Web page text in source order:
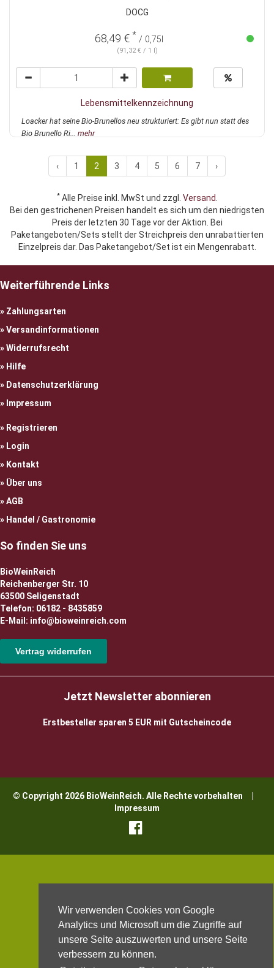
Wir verwenden Cookies von Google
Analytics und Microsoft um die Zugriffe auf
unsere Seite auszuwerten und unsere Seite
verbessern zu können.
DOCG
68,49 € * / 0,75l
(91,32 € / 1 l)
Lebensmittelkennzeichnung
Loacker hat seine Bio-Brunellos neu strukturiert: Es gibt nun statt des
Bio Brunello Ri... mehr
‹ 1 2 3 4 5 6 7 ›
*Alle Preise inkl. MwSt und zzgl. Versand.
Bei den gestrichenen Preisen handelt es sich um den niedrigsten
Preis der letzten 30 Tage vor der Aktion. Bei
Paketangeboten/Sets stellt der Streichpreis den unrabattierten
Einzelpreis dar. Das Paketangebot/Set ist ein Mengenrabatt.
Weiterführende Links
Zahlungsarten
Versandinformationen
Widerrufsrecht
Hilfe
Datenschutzerklärung
Impressum
Registrieren
Login
Kontakt
Über uns
AGB
Handel / Gastronomie
So finden Sie uns
BioWeinReich
Reichenberger Str. 10
63500 Seligenstadt
Telefon: 06182 - 8435859
E-Mail: info@bioweinreich.com
Vertrag widerrufen
Jetzt Newsletter abonnieren
Erstbesteller sparen 5 EUR mit Gutscheincode
© Copyright 2026 BioWeinReich. Alle Rechte vorbehalten |
Impressum